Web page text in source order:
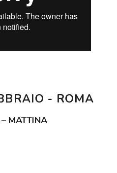
- ROMA
MATTINA